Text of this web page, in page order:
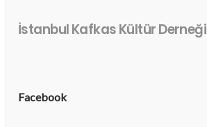
İstanbul Kafkas Kültür Derneği
Facebook